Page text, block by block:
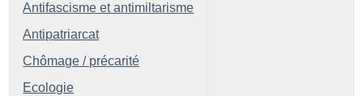
Antifascisme et antimiltarisme
Antipatriarcat
Chômage / précarité
Ecologie